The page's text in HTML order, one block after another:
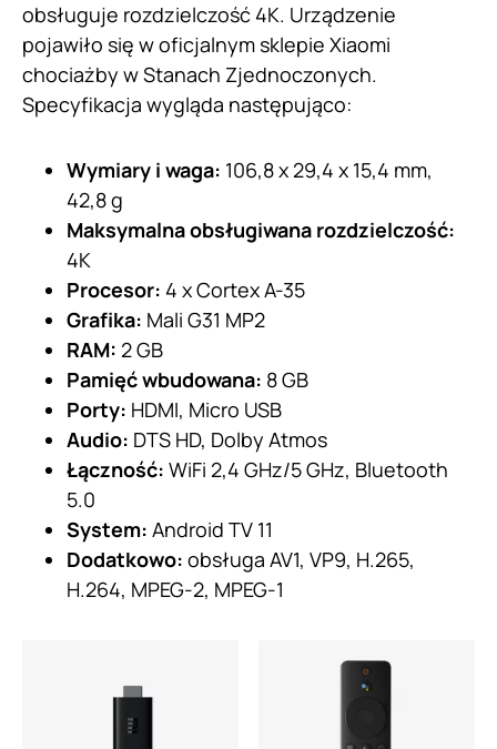
obsługuje rozdzielczość 4K. Urządzenie
pojawiło się w oficjalnym sklepie Xiaomi
chociażby w Stanach Zjednoczonych.
Specyfikacja wygląda następująco:
Wymiary i waga: 106,8 x 29,4 x 15,4 mm,
42,8 g
Maksymalna obsługiwana rozdzielczość:
4K
Procesor: 4 x Cortex A-35
Grafika: Mali G31 MP2
RAM: 2 GB
Pamięć wbudowana: 8 GB
Porty: HDMI, Micro USB
Audio: DTS HD, Dolby Atmos
Łączność: WiFi 2,4 GHz/5 GHz, Bluetooth
5.0
System: Android TV 11
Dodatkowo: obsługa AV1, VP9, H.265,
H.264, MPEG-2, MPEG-1